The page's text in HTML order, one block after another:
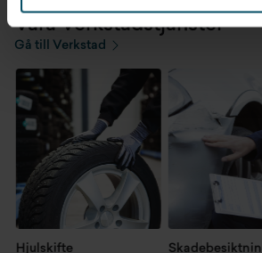
Våra Verkstadstjänster
Gå till Verkstad
Hjulskifte Skadebesiktning